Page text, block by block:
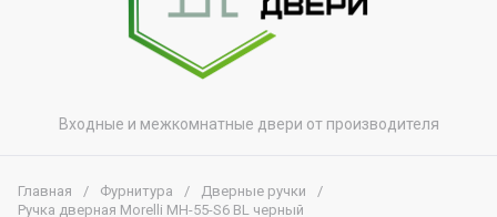
Входные и межкомнатные двери от производителя
Главная / Фурнитура / Дверные ручки
/
Ручка дверная Morelli MH-55-S6 BL черный